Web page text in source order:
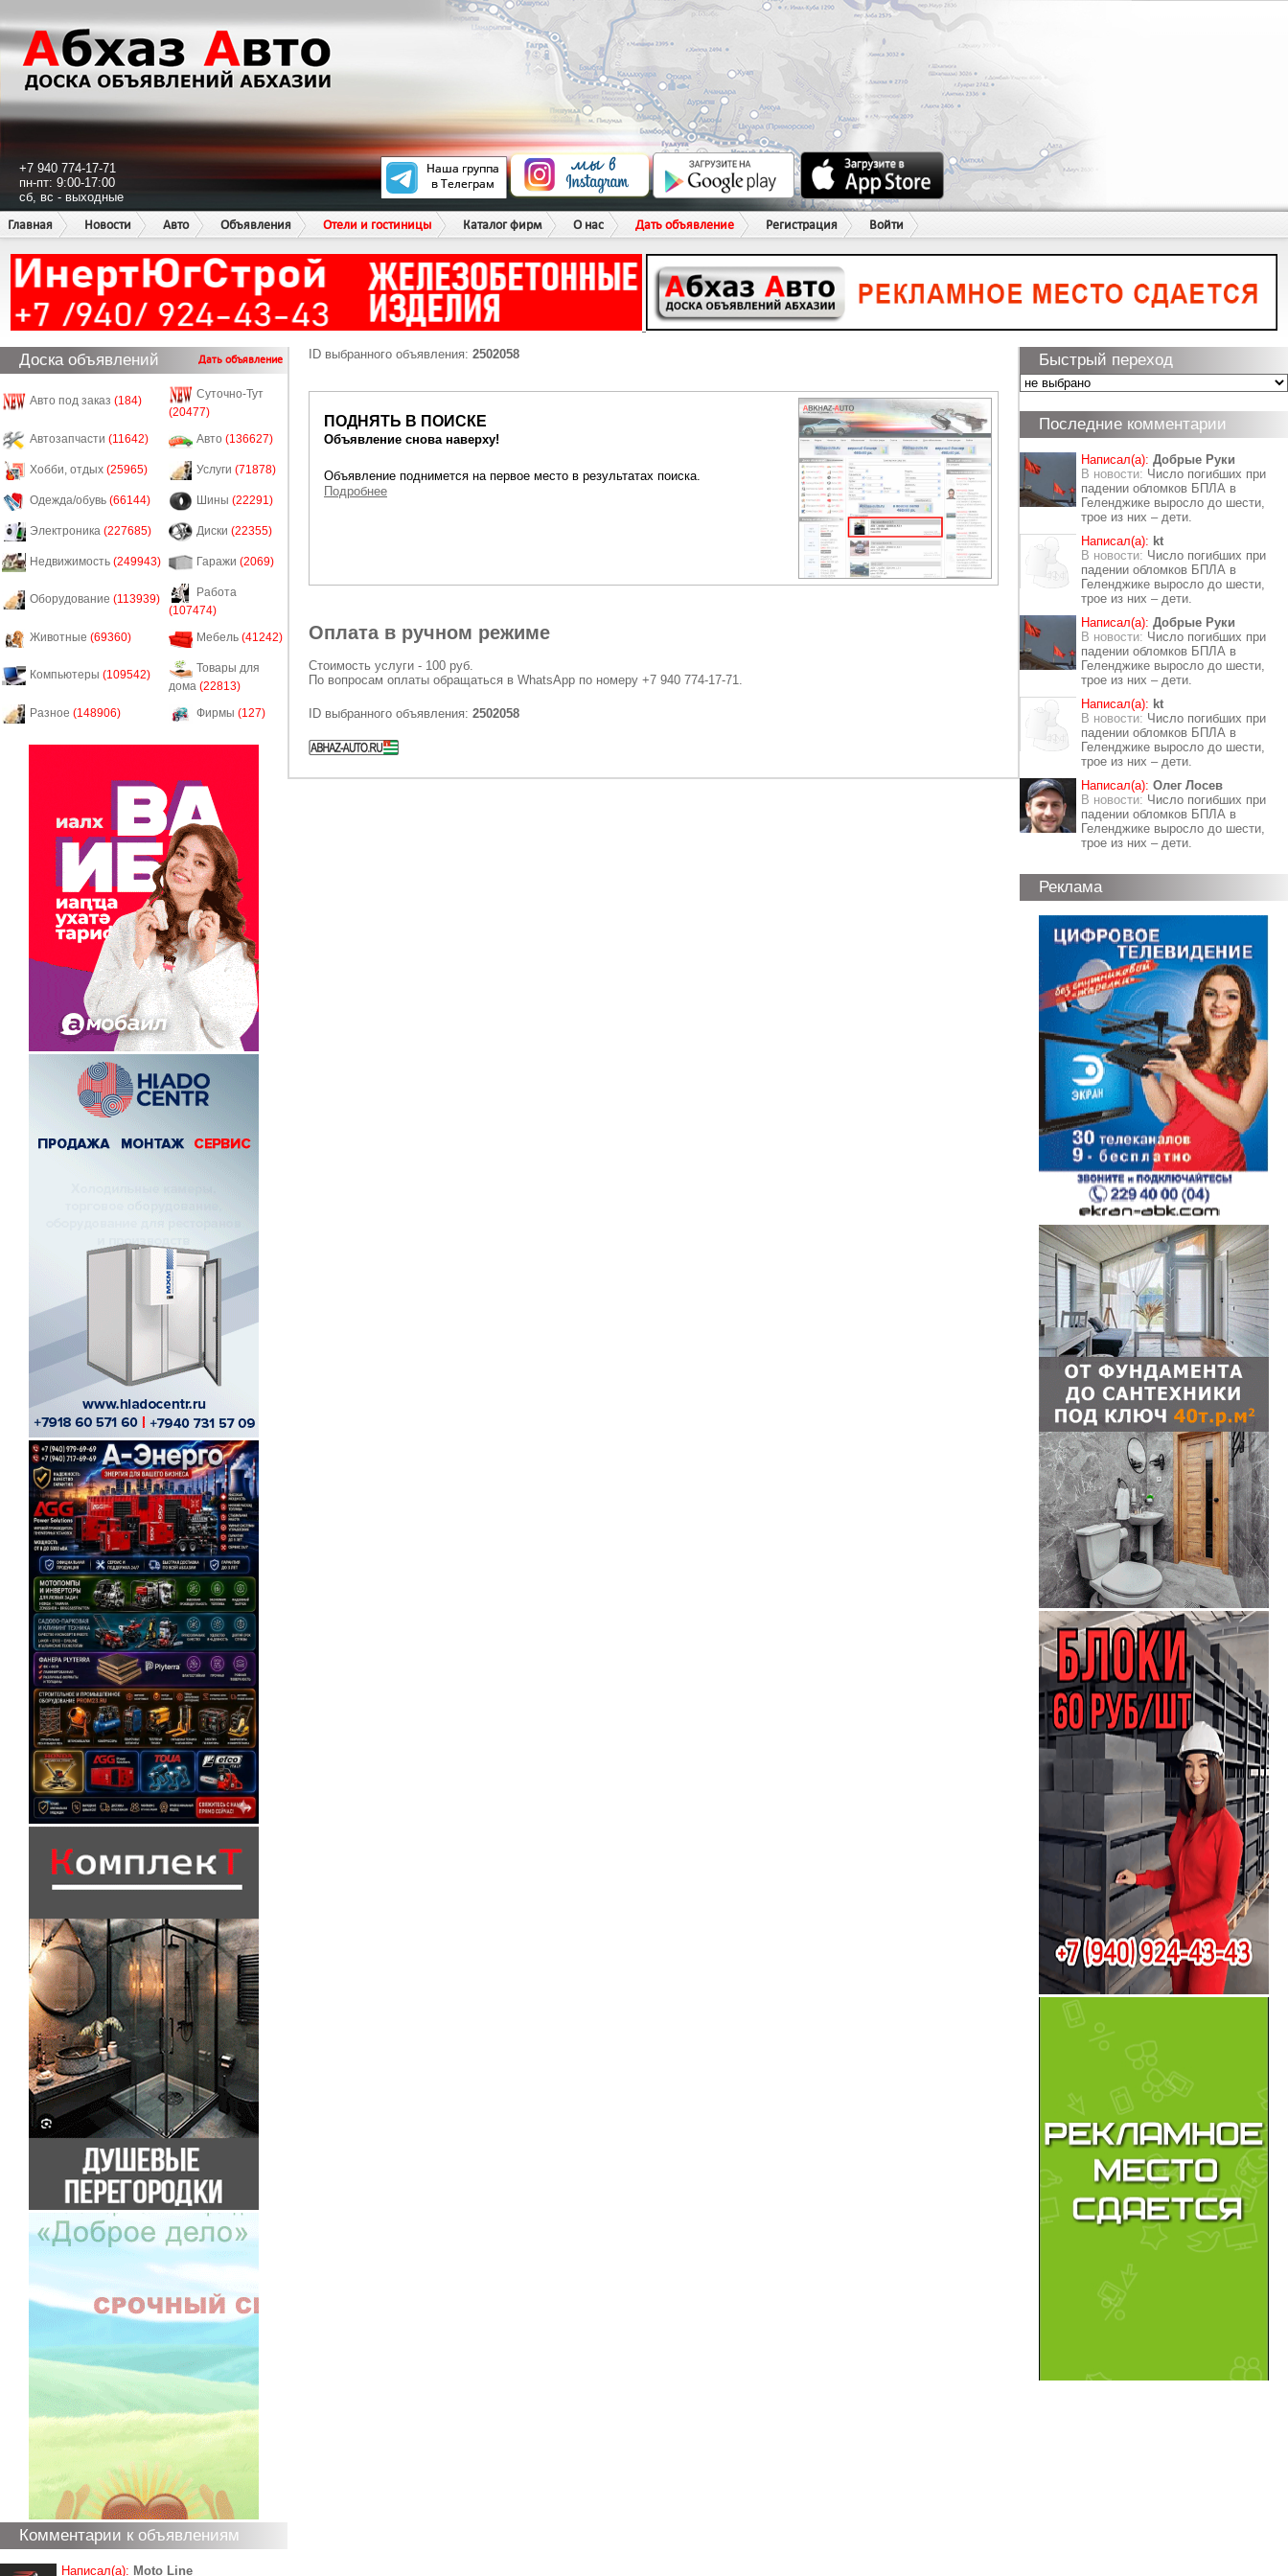
+7 940 774-17-71
пн-пт: 9:00-17:00
сб, вс - выходные
Главная
Новости Авто Объявления Отели и гостиницы Каталог фирм О нас Дать объявление Регистрация Войти
Доска объявлений Дать объявление
Авто под заказ (184)
Суточно-Тут
(20477)
Автозапчасти (11642) Авто (136627)
Хобби, отдых (25965) Услуги (71878)
Одежда/обувь (66144) Шины (22291)
Электроника (227685) Диски (22355)
Недвижимость (249943) Гаражи (2069)
Оборудование (113939)
Работа
(107474)
Животные (69360) Мебель (41242)
Компьютеры (109542)
Товары для
дома (22813)
Разное (148906) Фирмы (127)
Комментарии к объявлениям
Написал(а): Moto Line
ID выбранного объявления: 2502058
ПОДНЯТЬ В ПОИСКЕ
Объявление снова наверху!
Объявление поднимется на первое место в результатах поиска.
Подробнее
Оплата в ручном режиме
Стоимость услуги - 100 руб.
По вопросам оплаты обращаться в WhatsApp по номеру +7 940 774-17-71.
ID выбранного объявления: 2502058
Быстрый переход
Последние комментарии
Написал(а): Добрые Руки
В новости: Число погибших при
падении обломков БПЛА в
Геленджике выросло до шести,
трое из них – дети.
Написал(а): kt
В новости: Число погибших при
падении обломков БПЛА в
Геленджике выросло до шести,
трое из них – дети.
Написал(а): Добрые Руки
В новости: Число погибших при
падении обломков БПЛА в
Геленджике выросло до шести,
трое из них – дети.
Написал(а): kt
В новости: Число погибших при
падении обломков БПЛА в
Геленджике выросло до шести,
трое из них – дети.
Написал(а): Олег Лосев
В новости: Число погибших при
падении обломков БПЛА в
Геленджике выросло до шести,
трое из них – дети.
Реклама